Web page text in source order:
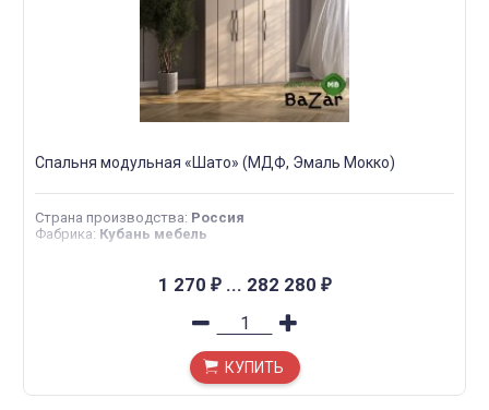
Спальня модульная «Шато» (МДФ, Эмаль Мокко)
Страна производства: Россия
Фабрика: Кубань мебель
1 270 ₽... 282 280 ₽
КУПИТЬ